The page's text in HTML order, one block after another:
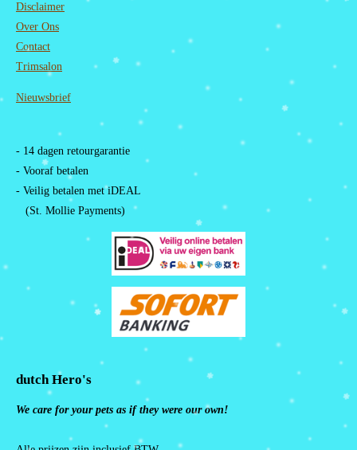
Disclaimer
Over Ons
Contact
Trimsalon
Nieuwsbrief
- 14 dagen retourgarantie
- Vooraf betalen
- Veilig betalen met iDEAL
(St. Mollie Payments)
dutch Hero's
We care for your pets as if they were our own!